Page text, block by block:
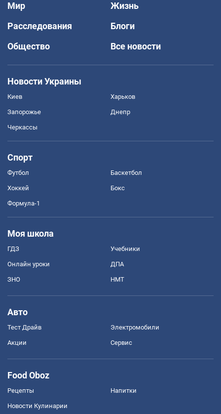
Мир
Жизнь
Расследования
Блоги
Общество
Все новости
Новости Украины
Киев Харьков
Запорожье Днепр
Черкассы
Спорт
Футбол Баскетбол
Хоккей Бокс
Формула-1
Моя школа
ГДЗ Учебники
Онлайн уроки ДПА
ЗНО НМТ
Авто
Тест Драйв Электромобили
Акции Сервис
Food Oboz
Рецепты Напитки
Новости Кулинарии